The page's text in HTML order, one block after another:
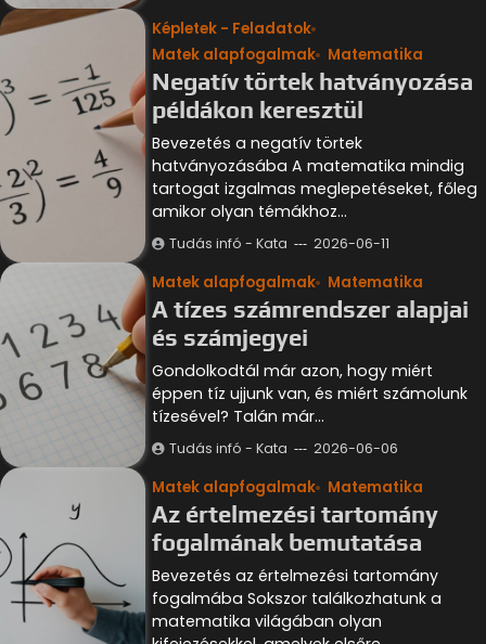
Képletek - Feladatok
Matek alapfogalmak
Matematika
Negatív törtek hatványozása
példákon keresztül
Bevezetés a negatív törtek
hatványozásába A matematika mindig
tartogat izgalmas meglepetéseket, főleg
amikor olyan témákhoz…
Tudás infó - Kata 2026-06-11
Matek alapfogalmak Matematika
A tízes számrendszer alapjai
és számjegyei
Gondolkodtál már azon, hogy miért
éppen tíz ujjunk van, és miért számolunk
tízesével? Talán már…
Tudás infó - Kata 2026-06-06
Matek alapfogalmak Matematika
Az értelmezési tartomány
fogalmának bemutatása
Bevezetés az értelmezési tartomány
fogalmába Sokszor találkozhatunk a
matematika világában olyan